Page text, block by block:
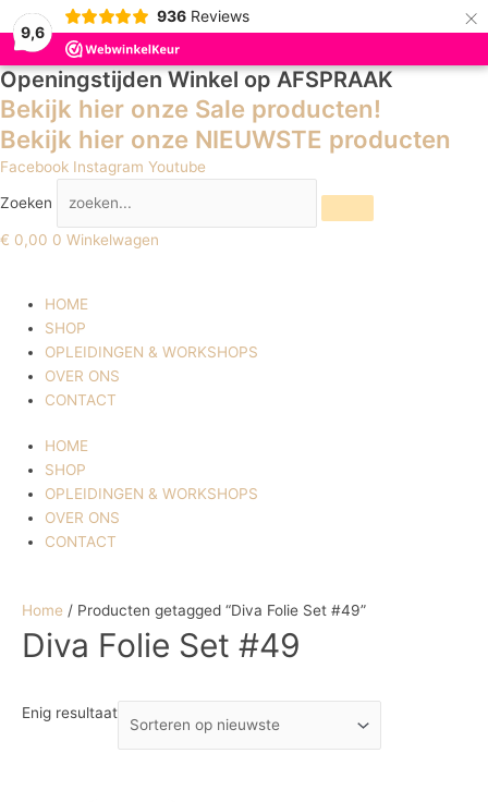
9,6
936 Reviews ×
Openingstijden Winkel op AFSPRAAK
Bekijk hier onze Sale producten!
Bekijk hier onze NIEUWSTE producten
Facebook Instagram Youtube
Zoeken
€ 0,00 0 Winkelwagen
HOME
SHOP
OPLEIDINGEN & WORKSHOPS
OVER ONS
CONTACT
HOME
SHOP
OPLEIDINGEN & WORKSHOPS
OVER ONS
CONTACT
Home / Producten getagged “Diva Folie Set #49”
Diva Folie Set #49
Enig resultaat